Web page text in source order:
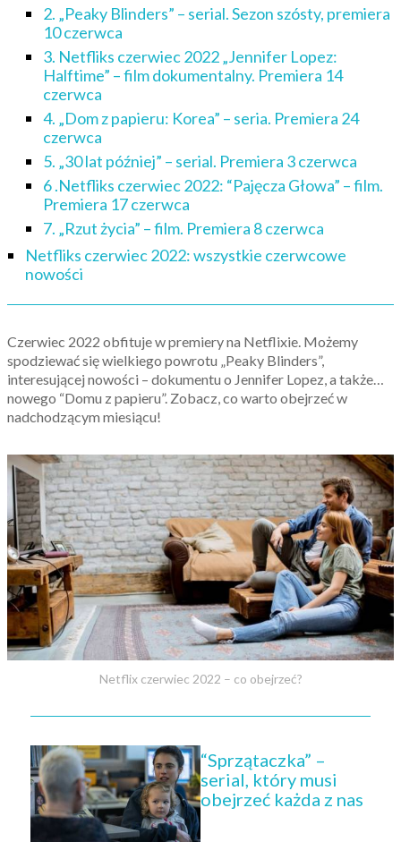
2. „Peaky Blinders” – serial. Sezon szósty, premiera
10 czerwca
3. Netfliks czerwiec 2022 „Jennifer Lopez:
Halftime” – film dokumentalny. Premiera 14
czerwca
4. „Dom z papieru: Korea” – seria. Premiera 24
czerwca
5. „30 lat później” – serial. Premiera 3 czerwca
6 .Netfliks czerwiec 2022: “Pajęcza Głowa” – film.
Premiera 17 czerwca
7. „Rzut życia” – film. Premiera 8 czerwca
Netfliks czerwiec 2022: wszystkie czerwcowe
nowości
Czerwiec 2022 obfituje w premiery na Netflixie. Możemy
spodziewać się wielkiego powrotu „Peaky Blinders”,
interesującej nowości – dokumentu o Jennifer Lopez, a także…
nowego “Domu z papieru”. Zobacz, co warto obejrzeć w
nadchodzącym miesiącu!
Netflix czerwiec 2022 – co obejrzeć?
“Sprzątaczka” –
serial, który musi
obejrzeć każda z nas